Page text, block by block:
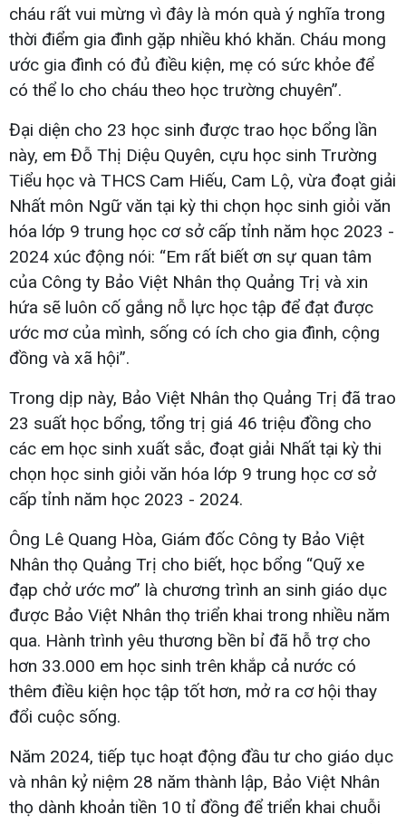
cháu rất vui mừng vì đây là món quà ý nghĩa trong
thời điểm gia đình gặp nhiều khó khăn. Cháu mong
ước gia đình có đủ điều kiện, mẹ có sức khỏe để
có thể lo cho cháu theo học trường chuyên”.
Đại diện cho 23 học sinh được trao học bổng lần
này, em Đỗ Thị Diệu Quyên, cựu học sinh Trường
Tiểu học và THCS Cam Hiếu, Cam Lộ, vừa đoạt giải
Nhất môn Ngữ văn tại kỳ thi chọn học sinh giỏi văn
hóa lớp 9 trung học cơ sở cấp tỉnh năm học 2023 -
2024 xúc động nói: “Em rất biết ơn sự quan tâm
của Công ty Bảo Việt Nhân thọ Quảng Trị và xin
hứa sẽ luôn cố gắng nỗ lực học tập để đạt được
ước mơ của mình, sống có ích cho gia đình, cộng
đồng và xã hội”.
Trong dịp này, Bảo Việt Nhân thọ Quảng Trị đã trao
23 suất học bổng, tổng trị giá 46 triệu đồng cho
các em học sinh xuất sắc, đoạt giải Nhất tại kỳ thi
chọn học sinh giỏi văn hóa lớp 9 trung học cơ sở
cấp tỉnh năm học 2023 - 2024.
Ông Lê Quang Hòa, Giám đốc Công ty Bảo Việt
Nhân thọ Quảng Trị cho biết, học bổng “Quỹ xe
đạp chở ước mơ” là chương trình an sinh giáo dục
được Bảo Việt Nhân thọ triển khai trong nhiều năm
qua. Hành trình yêu thương bền bỉ đã hỗ trợ cho
hơn 33.000 em học sinh trên khắp cả nước có
thêm điều kiện học tập tốt hơn, mở ra cơ hội thay
đổi cuộc sống.
Năm 2024, tiếp tục hoạt động đầu tư cho giáo dục
và nhân kỷ niệm 28 năm thành lập, Bảo Việt Nhân
thọ dành khoản tiền 10 tỉ đồng để triển khai chuỗi